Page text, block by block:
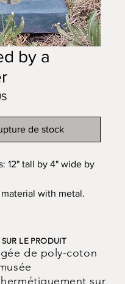
by a
Prix
de stock
12" tall by 4" wide by
with metal.
LE PRODUIT
de poly-coton
sur